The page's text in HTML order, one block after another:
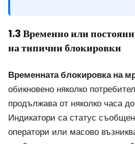
1.3 Временно или
на типични блокировки
Временната блокировка на
обикновено няколко
продължава от няколко часа
Индикатори са статус
оператори или масово